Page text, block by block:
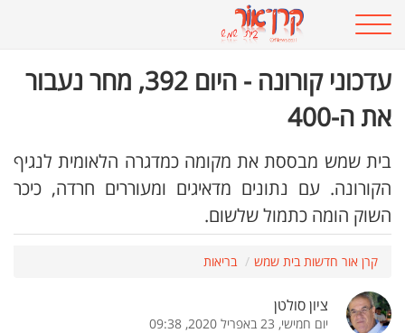
עדכוני קורונה - היום 392, מחר נעבור
את ה-400
בית שמש מבססת את מקומה כמדגרה הלאומית לנגיף
הקורונה. עם נתונים מדאיגים ומעוררים חרדה, כיכר
השוק הומה כתמול שלשום.
קרן אור חדשות בית שמש בריאות
ציון סולטן
יום חמישי, 23 באפריל 2020, 09:38